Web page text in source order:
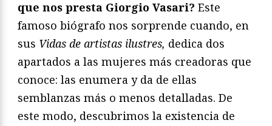
que nos presta Giorgio Vasari? Este
famoso biógrafo nos sorprende cuando, en
sus Vidas de artistas ilustres, dedica dos
apartados a las mujeres más creadoras que
conoce: las enumera y da de ellas
semblanzas más o menos detalladas. De
este modo, descubrimos la existencia de